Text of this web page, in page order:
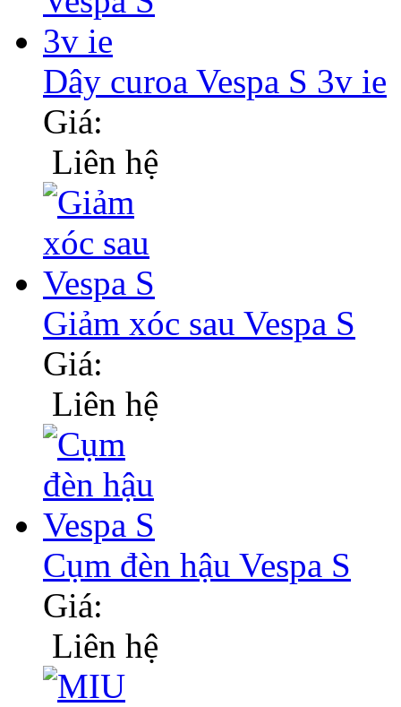
Dây curoa Vespa S 3v ie
Giá:
Liên hệ
Giảm xóc sau Vespa S
Giá:
Liên hệ
Cụm đèn hậu Vespa S
Giá:
Liên hệ